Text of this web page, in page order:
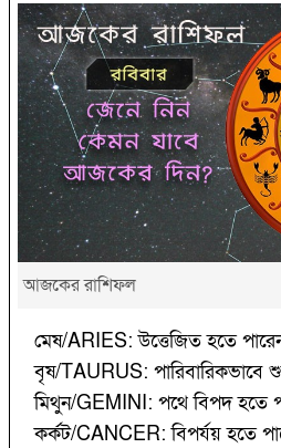
আজকের রাশিফল
মেষ/ARIES: উত্তেজিত হতে
বৃষ/TAURUS: পারিবারিকভাবে
মিথুন/GEMINI: পথে বিপদ হতে
কর্কট/CANCER: বিপর্যয় হতে